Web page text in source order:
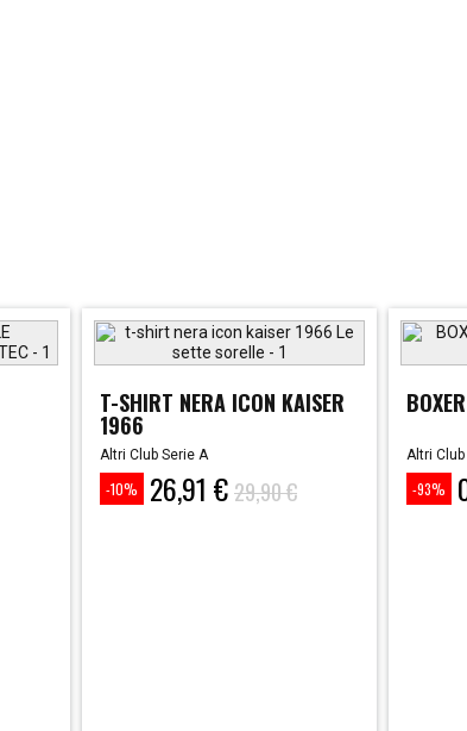
T-SHIRT NERA ICON KAISER
1966
Altri Club Serie A
-10%
Prezzo26,91 €
Prezzo
base
29,90 €
Altri
-93%
base